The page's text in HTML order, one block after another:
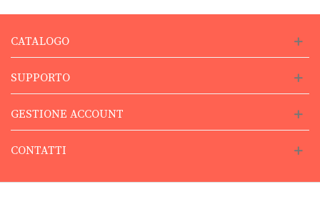
CATALOGO
SUPPORTO
GESTIONE ACCOUNT
CONTATTI